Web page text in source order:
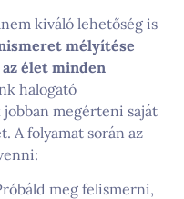
kiváló lehetőség is
mélyítése
élet minden
halogató
jobban megérteni saját
A folyamat során az
meg felismerni,